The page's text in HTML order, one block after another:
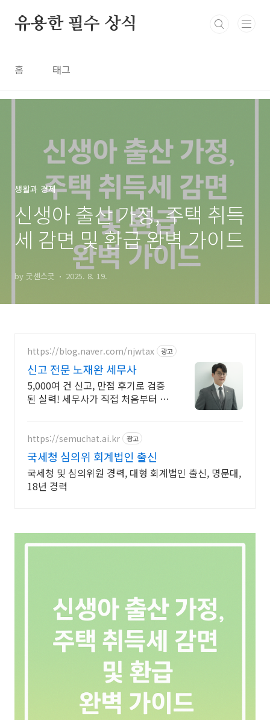
유용한 필수 상식
홈 태그
생활과 경제
신생아 출산 가정, 주택 취득
세 감면 및 환급 완벽 가이드
by 굿센스굿 2025. 8. 19.
https://blog.naver.com/njwtax 광고
신고 전문 노재완 세무사
5,000여 건 신고, 만점 후기로 검증
된 실력! 세무사가 직접 처음부터 끝
https://semuchat.ai.kr 광고
국세청 심의위 회계법인 출신
국세청 및 심의위원 경력, 대형 회계법인 출신, 명문대,
18년 경력